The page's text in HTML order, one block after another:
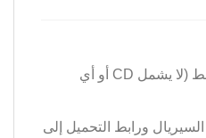
🔢 رقمي فقط (لا يشمل CD أو أي
ورابط التحميل إلى